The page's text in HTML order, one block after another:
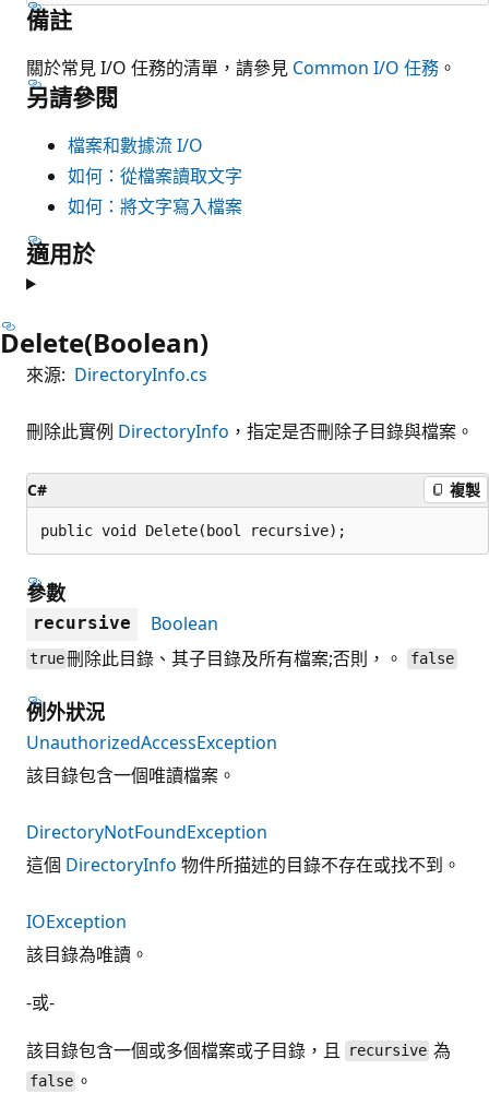
備註
關於常見 I/O 任務的清單，請參見 Common I/O 任務 。
另請參閱
檔案和數據流 I/O
如何：從檔案讀取文字
如何：將文字寫入檔案
適用於
Delete(Boolean)
來源: DirectoryInfo.cs
刪除此實例 DirectoryInfo ，指定是否刪除子目錄與檔案。
C# 複製
public void Delete(bool recursive);
參數
recursive Boolean
true刪除此目錄、其子目錄及所有檔案;否則，。 false
例外狀況
UnauthorizedAccessException
該目錄包含一個唯讀檔案。
DirectoryNotFoundException
這個 DirectoryInfo 物件所描述的目錄不存在或找不到。
IOException
該目錄為唯讀。
-或-
該目錄包含一個或多個檔案或子目錄，且
recursive 為
false 。